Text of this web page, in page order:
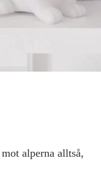
alperna alltså,